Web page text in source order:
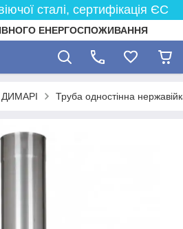
сталі, сертифікація ЄС
ЕНЕРГОСПОЖИВАННЯ
ДИМАРІ Труба одностінна